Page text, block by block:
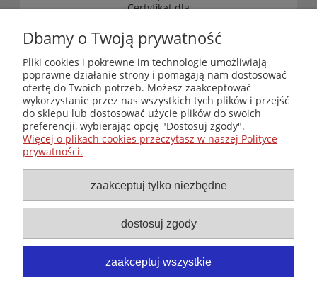
„Certyfikat dla
księgarni”
(edycja 2025-
2026)
Księgarnia-Galeria "Nieznany Świat" - internetowy sklep
ezoteryczny online
Zapraszamy również do odwiedzenia naszej księgarni
stacjonarnej przy ul. Kredytowej 2 w Warszawie
© Copyright 2014-2026 Wydawnictwo "Nieznany Świat"
Wszelkie prawa zastrzeżone
Dbamy o Twoją prywatność
Pliki cookies i pokrewne im technologie umożliwiają
poprawne działanie strony i pomagają nam dostosować
ofertę do Twoich potrzeb. Możesz zaakceptować
wykorzystanie przez nas wszystkich tych plików i przejść
do sklepu lub dostosować użycie plików do swoich
preferencji, wybierając opcję "Dostosuj zgody".
Więcej o plikach cookies przeczytasz w naszej Polityce
prywatności.
zaakceptuj tylko niezbędne
dostosuj zgody
zaakceptuj wszystkie